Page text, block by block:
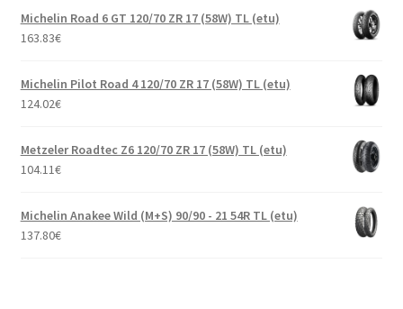
Michelin Road 6 GT 120/70 ZR 17 (58W) TL (etu)
163.83€
Michelin Pilot Road 4 120/70 ZR 17 (58W) TL (etu)
124.02€
Metzeler Roadtec Z6 120/70 ZR 17 (58W) TL (etu)
104.11€
Michelin Anakee Wild (M+S) 90/90 - 21 54R TL (etu)
137.80€